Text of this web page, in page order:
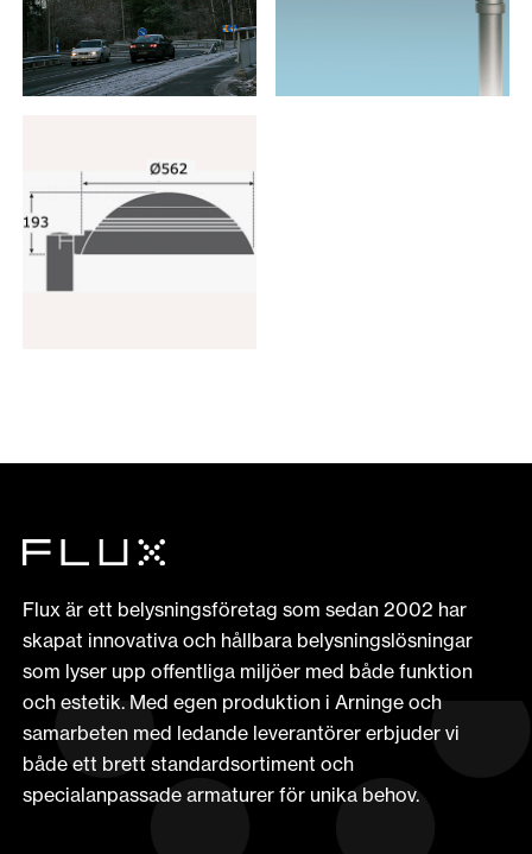
Flux är ett belysningsföretag som sedan 2002 har
skapat innovativa och hållbara belysningslösningar
som lyser upp offentliga miljöer med både funktion
och estetik. Med egen produktion i Arninge och
samarbeten med ledande leverantörer erbjuder vi
både ett brett standardsortiment och
specialanpassade armaturer för unika behov.